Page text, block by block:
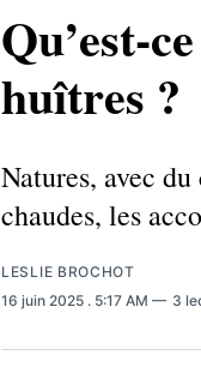
Qu’est-
huîtres ?
Natures, avec
chaudes, les
LESLIE BROCHOT
16 juin 2025 . 5:17 AM 3